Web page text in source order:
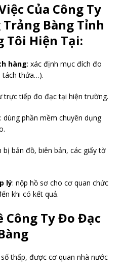
Của Công Ty
Bàng Tỉnh
Tôi Hiện Tại:
hàng: xác định mục đích đo
tách thửa…).
trực tiếp đo đạc tại hiện trường.
: dùng phần mềm chuyên dụng
bị bản đồ, biên bản, các giấy tờ
lý: nộp hồ sơ cho cơ quan chức
khi có kết quả.
Công Ty Đo Đạc
số thấp, được cơ quan nhà nước